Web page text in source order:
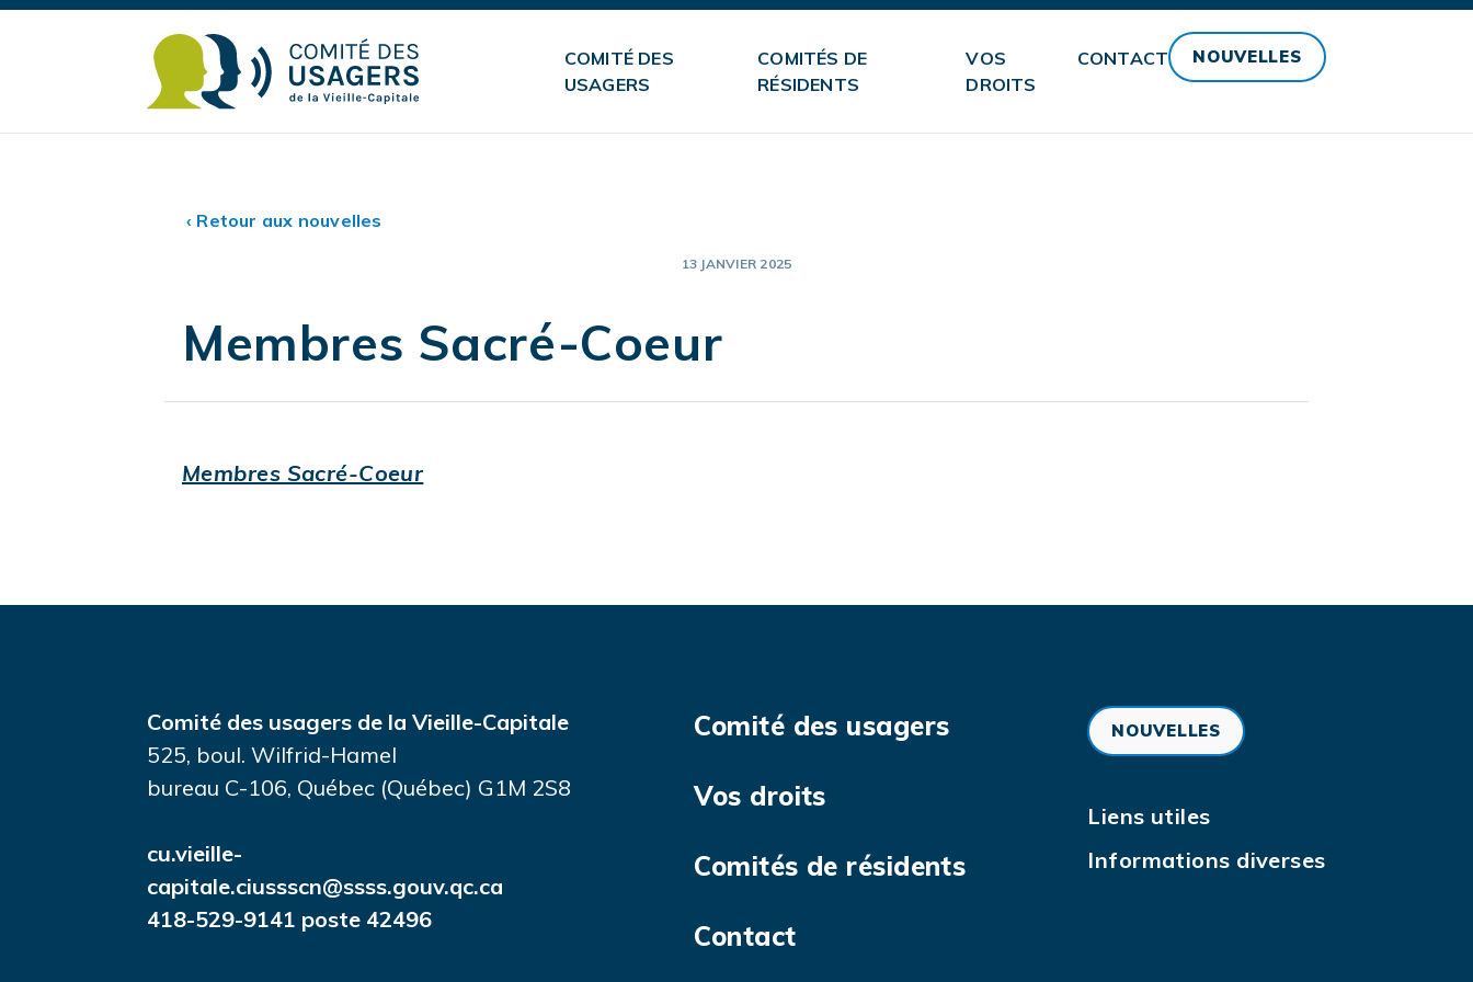
COMITÉ DES
USAGERS
COMITÉS DE
RÉSIDENTS
VOS
DROITS
CONTACT NOUVELLES
‹ Retour aux nouvelles
13 JANVIER 2025
Membres Sacré-Coeur
Membres Sacré-Coeur
Comité des usagers de la Vieille-Capitale
525, boul. Wilfrid-Hamel
bureau C-106, Québec (Québec) G1M 2S8
cu.vieille-
capitale.ciussscn@ssss.gouv.qc.ca
418-529-9141 poste 42496
Comité des usagers
Vos droits
Comités de résidents
Contact
NOUVELLES
Liens utiles
Informations diverses